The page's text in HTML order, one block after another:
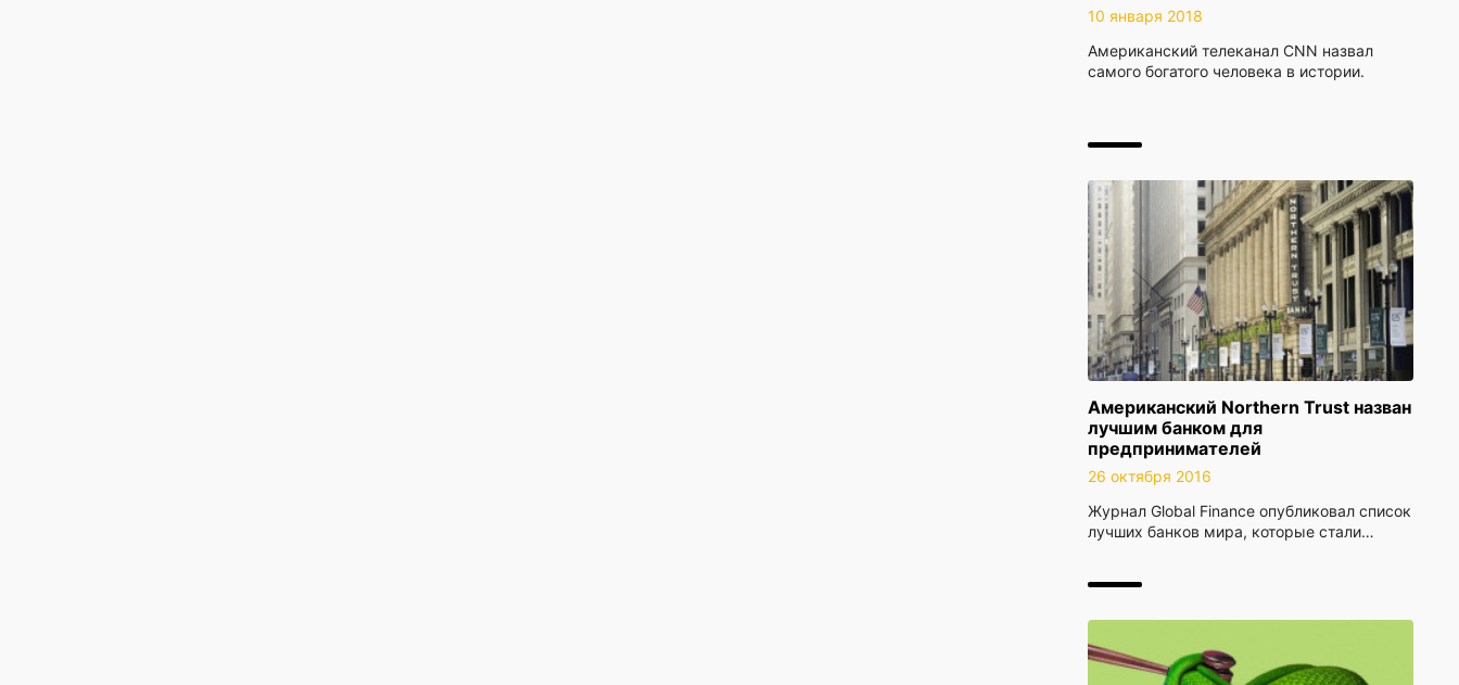
10 января 2018
Американский телеканал CNN назвал
самого богатого человека в истории.
Американский Northern Trust назван
лучшим банком для
предпринимателей
26 октября 2016
Журнал Global Finance опубликовал список
лучших банков мира, которые стали…